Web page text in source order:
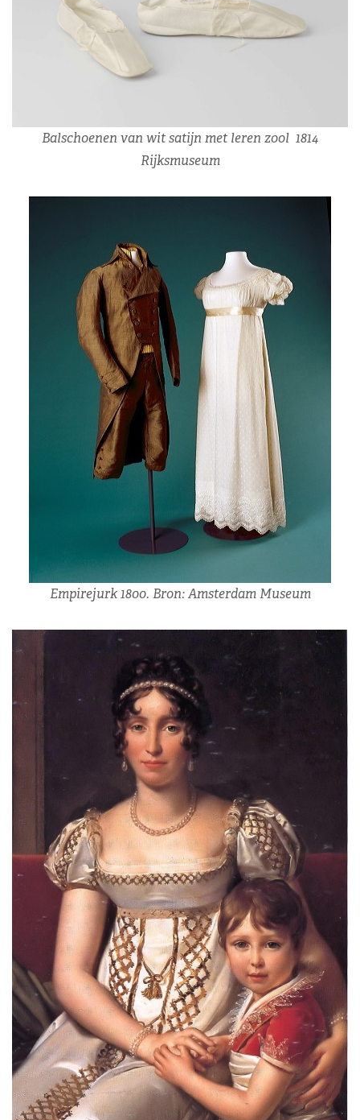
Balschoenen van wit satijn met leren zool 1814
Rijksmuseum
Empirejurk 1800. Bron: Amsterdam Museum